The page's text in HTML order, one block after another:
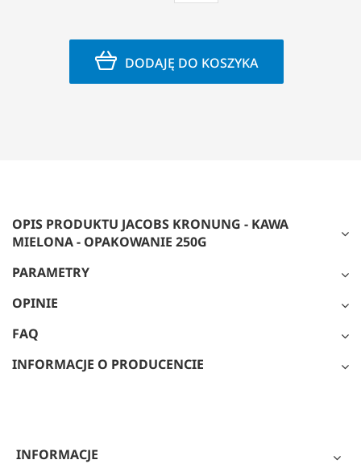
DODAJĘ DO KOSZYKA
OPIS PRODUKTU JACOBS KRONUNG - KAWA
MIELONA - OPAKOWANIE 250G
PARAMETRY
OPINIE
FAQ
INFORMACJE O PRODUCENCIE
INFORMACJE